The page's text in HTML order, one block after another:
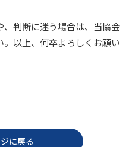
判断に迷う場合は、当協会
以上、何卒よろしくお願い
に戻る